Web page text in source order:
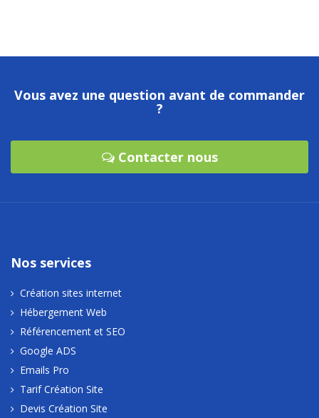
Vous avez une question avant de commander
?
Contacter nous
Nos services
Création sites internet
Hébergement Web
Référencement et SEO
Google ADS
Emails Pro
Tarif Création Site
Devis Création Site